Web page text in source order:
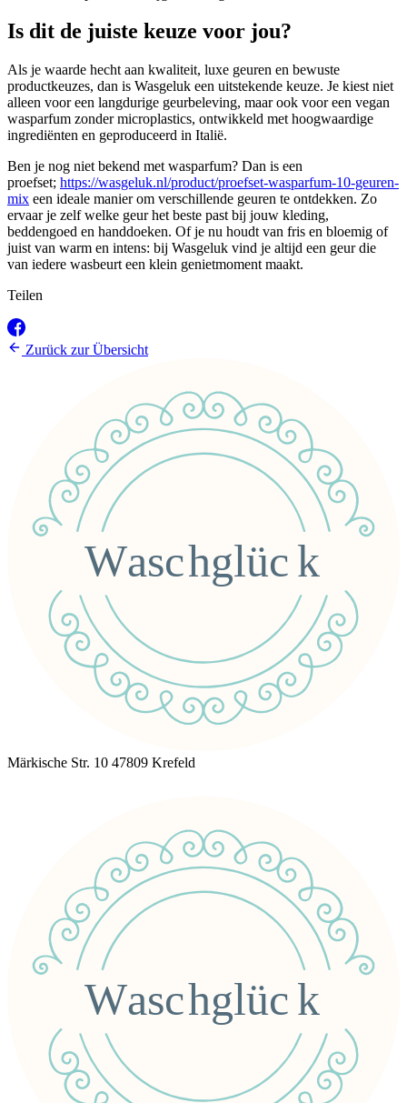
Is dit de juiste keuze voor jou?
Als je waarde hecht aan kwaliteit, luxe geuren en bewuste
productkeuzes, dan is Wasgeluk een uitstekende keuze. Je kiest niet
alleen voor een langdurige geurbeleving, maar ook voor een vegan
wasparfum zonder microplastics, ontwikkeld met hoogwaardige
ingrediënten en geproduceerd in Italië.
Ben je nog niet bekend met wasparfum? Dan is een
proefset; https://wasgeluk.nl/product/proefset-wasparfum-10-geuren-
mix een ideale manier om verschillende geuren te ontdekken. Zo
ervaar je zelf welke geur het beste past bij jouw kleding,
beddengoed en handdoeken. Of je nu houdt van fris en bloemig of
juist van warm en intens: bij Wasgeluk vind je altijd een geur die
van iedere wasbeurt een klein genietmoment maakt.
Teilen
Zurück zur Übersicht
Märkische Str. 10 47809 Krefeld